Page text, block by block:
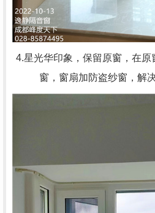
4.星光华印象， 保留原窗，在原
窗，窗扇加防盗纱窗，解